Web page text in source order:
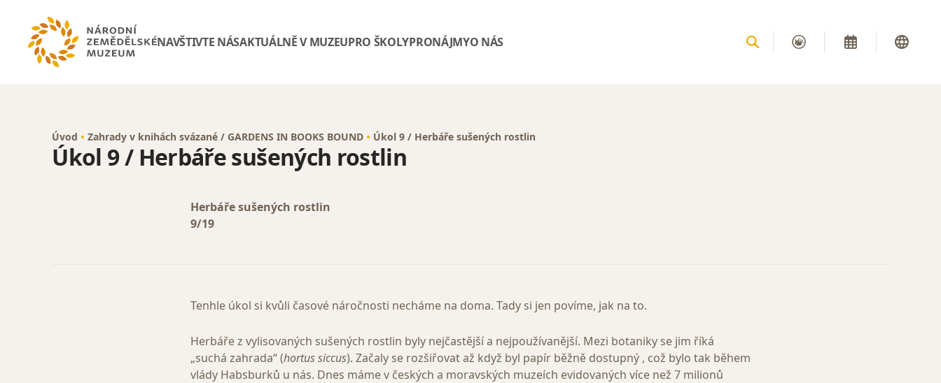
NAVŠTIVTE NÁSAKTUÁLNĚ V MUZEUPRO ŠKOLYPRONÁJMYO NÁS
Úvod Zahrady v knihách svázané / GARDENS IN BOOKS BOUND Úkol 9 / Herbáře sušených rostlin
Úkol 9 / Herbáře sušených rostlin
Herbáře sušených rostlin
9/19
Tenhle úkol si kvůli časové náročnosti necháme na doma. Tady si jen povíme, jak na to.
Herbáře z vylisovaných sušených rostlin byly nejčastější a nejpoužívanější. Mezi botaniky se jim říká
„suchá zahrada“ (hortus siccus). Začaly se rozšiřovat až když byl papír běžně dostupný , což bylo tak během
vlády Habsburků u nás. Dnes máme v českých a moravských muzeích evidovaných více než 7 milionů